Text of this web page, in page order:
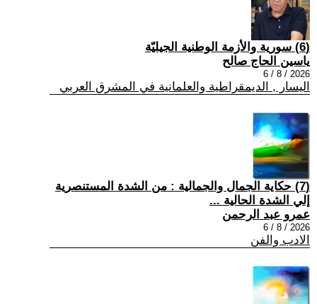
(6) سورية والأزمة الوطنية الجيليّة
ياسين الحاج صالح
2026 / 8 / 6
اليسار , الديمقراطية والعلمانية في المشرق العربي
(7) حكاية الجمال والجمالية : من الشدة المستنصرية
إلي الشدة الحالية ...
عمرو عبد الرحمن
2026 / 8 / 6
الادب والفن